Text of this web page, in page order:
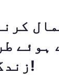
ہوئے
زندگی بدل دیں گے!